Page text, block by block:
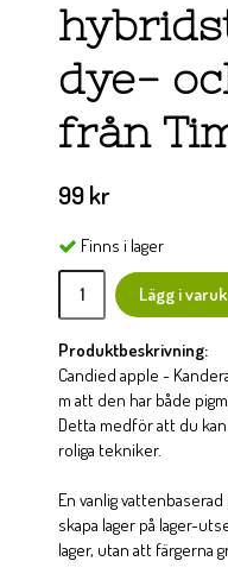
dye-
från
99 kr
Finns i lager
Lägg i
Produktbeskrivning:
Candied apple -
m att den har både
Detta medför att du
roliga tekniker.
En vanlig
skapa lager på lager-
lager, utan att färgerna